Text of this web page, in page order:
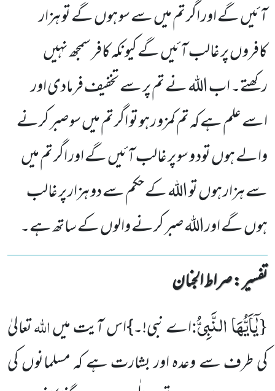
آئیں گے اور اگر تم میں سے سو ہوں گے تو ہزار
کافروں پر غالب آئیں گے کیونکہ کافر سمجھ نہیں
رکھتے۔ اب اللہ نے تم پر سے تخفیف فرمادی اور
اسے علم ہے کہ تم کمزو ر ہو تو اگر تم میں سو صبر کرنے
والے ہوں تود و سو پر غالب آئیں گے اور اگر تم میں
سے ہزار ہوں تو اللہ کے حکم سے دو ہزار پر غالب
ہوں گے اوراللہ صبر کرنے والوں کے ساتھ ہے۔
تفسیر : ‎صراط الجنان
{یٰۤاَیُّهَا النَّبِیُّ:اے نبی!۔}اس آیت میںاللہتعالیٰ
کی طرف سے وعدہ اور بشارت ہے کہ مسلمانوں کی